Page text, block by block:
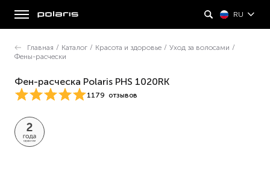
RU
Главная / Каталог / Красота и здоровье / Уход за волосами /
Фены-расчески
Фен-расческа Polaris PHS 1020RK
1179 отзывов